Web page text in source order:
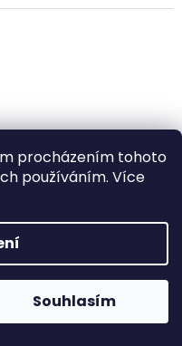
procházením tohoto
používáním. Více
Souhlasím
neváhejte se
zajistit na
jednodílné
otěže tmavě
280 cm
objednávku - skladem
14 dnů